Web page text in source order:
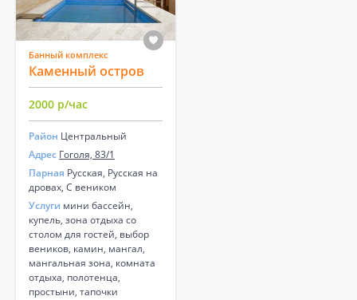
Банный комплекс
Каменный остров
2000 р/час
Район Центральный
Адрес Гоголя, 83/1
Парная Русская, Русская на
дровах, С веником
Услуги мини бассейн,
купель, зона отдыха со
столом для гостей, выбор
веников, камин, мангал,
мангальная зона, комната
отдыха, полотенца,
простыни, тапочки